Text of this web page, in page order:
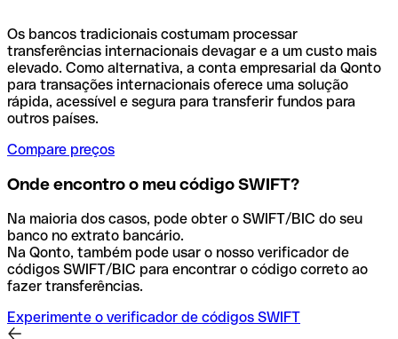
Os bancos tradicionais costumam processar
transferências internacionais devagar e a um custo mais
elevado. Como alternativa, a conta empresarial da Qonto
para transações internacionais oferece uma solução
rápida, acessível e segura para transferir fundos para
outros países.
Compare preços
Onde encontro o meu código SWIFT?
Na maioria dos casos, pode obter o SWIFT/BIC do seu
banco no extrato bancário.
Na Qonto, também pode usar o nosso verificador de
códigos SWIFT/BIC para encontrar o código correto ao
fazer transferências.
Experimente o verificador de códigos SWIFT